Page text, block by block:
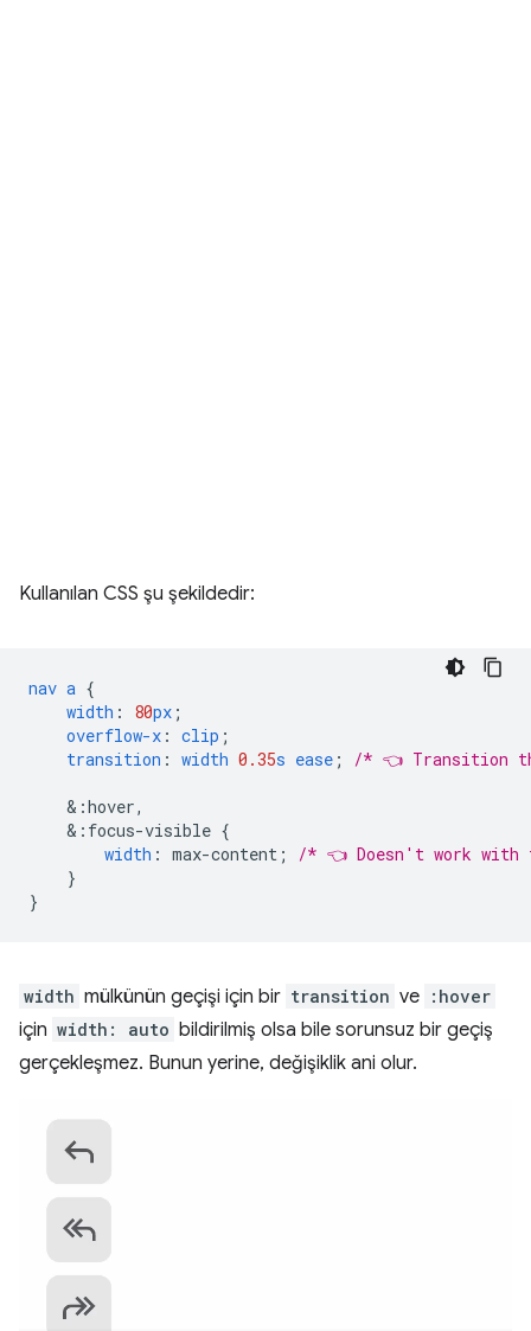
Kullanılan CSS şu şekildedir:
nav a {
width : 80px ;
overflow-x : clip ;
transition : width 0.35s ease ; /* 👈 Transition
& :hover,
& :focus-visible {
width : max-content ;
/* 👈 Doesn't work
}
}
width mülkünün geçişi için bir transition ve :hover
için width: auto bildirilmiş olsa bile sorunsuz bir geçiş
gerçekleşmez. Bunun yerine, değişiklik ani olur.